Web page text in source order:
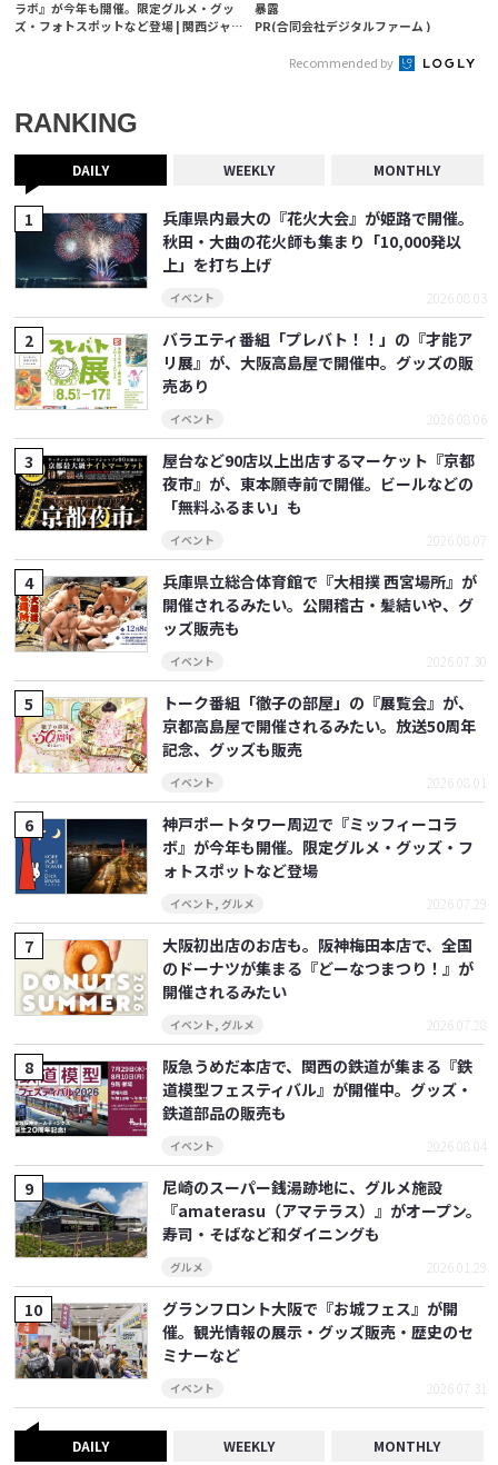
ラボ』が今年も開催。限定グルメ・グッ
ズ・フォトスポットなど登場 | 関西ジャ
暴露
PR(合同会社デジタルファーム )
Recommended by
RANKING
DAILY WEEKLY MONTHLY
兵庫県内最大の『花火大会』が姫路で開催。
秋田・大曲の花火師も集まり「10,000発以
上」を打ち上げ
イベント 2026.08.03
バラエティ番組「プレバト！！」の『才能ア
リ展』が、大阪高島屋で開催中。グッズの販
売あり
イベント 2026.08.06
屋台など90店以上出店するマーケット『京都
夜市』が、東本願寺前で開催。ビールなどの
「無料ふるまい」も
イベント 2026.08.07
兵庫県立総合体育館で『大相撲 西宮場所』が
開催されるみたい。公開稽古・髪結いや、グ
ッズ販売も
イベント 2026.07.30
トーク番組「徹子の部屋」の『展覧会』が、
京都高島屋で開催されるみたい。放送50周年
記念、グッズも販売
イベント 2026.08.01
神戸ポートタワー周辺で『ミッフィーコラ
ボ』が今年も開催。限定グルメ・グッズ・フ
ォトスポットなど登場
イベント グルメ 2026.07.29
大阪初出店のお店も。阪神梅田本店で、全国
のドーナツが集まる『どーなつまつり！』が
開催されるみたい
イベント グルメ 2026.07.28
阪急うめだ本店で、関西の鉄道が集まる『鉄
道模型フェスティバル』が開催中。グッズ・
鉄道部品の販売も
イベント 2026.08.04
尼崎のスーパー銭湯跡地に、グルメ施設
『amaterasu（アマテラス）』がオープン。
寿司・そばなど和ダイニングも
グルメ 2026.01.29
グランフロント大阪で『お城フェス』が開
催。観光情報の展示・グッズ販売・歴史のセ
ミナーなど
イベント 2026.07.31
DAILY WEEKLY MONTHLY